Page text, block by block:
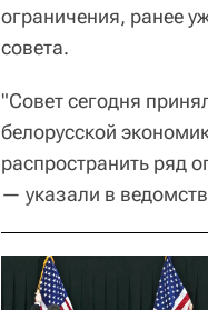
ограничения, ранее
совета.
"Совет сегодня
белорусской
распространить ряд
— указали в